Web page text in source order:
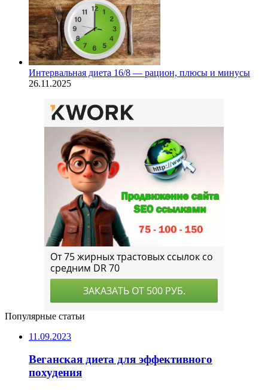
Интервальная диета 16/8 — рацион, плюсы и минусы
26.11.2025
Популярные статьи
11.09.2023
Веганская диета для эффективного
похудения